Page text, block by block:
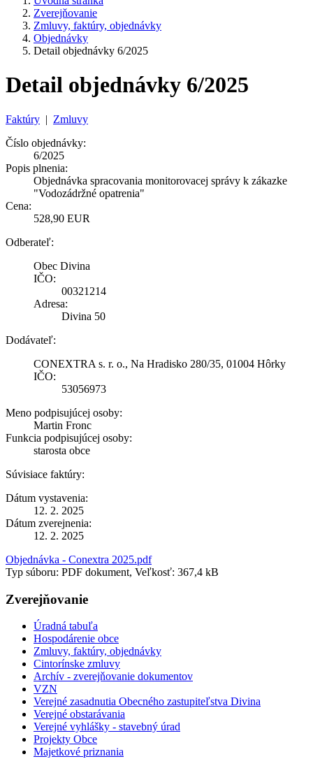
Zverejňovanie
Zmluvy, faktúry, objednávky
Objednávky
Detail objednávky 6/2025
Detail objednávky 6/2025
Faktúry | Zmluvy
Číslo objednávky:
6/2025
Popis plnenia:
Objednávka spracovania monitorovacej správy k zákazke
"Vodozádržné opatrenia"
Cena:
528,90 EUR
Odberateľ:
Obec Divina
IČO:
00321214
Adresa:
Divina 50
Dodávateľ:
CONEXTRA s. r. o., Na Hradisko 280/35, 01004 Hôrky
IČO:
53056973
Meno podpisujúcej osoby:
Martin Fronc
Funkcia podpisujúcej osoby:
starosta obce
Súvisiace faktúry:
Dátum vystavenia:
12. 2. 2025
Dátum zverejnenia:
12. 2. 2025
Objednávka - Conextra 2025.pdf
Typ súboru: PDF dokument, Veľkosť: 367,4 kB
Zverejňovanie
Úradná tabuľa
Hospodárenie obce
Zmluvy, faktúry, objednávky
Cintorínske zmluvy
Archív - zverejňovanie dokumentov
VZN
Verejné zasadnutia Obecného zastupiteľstva Divina
Verejné obstarávania
Verejné vyhlášky - stavebný úrad
Projekty Obce
Majetkové priznania